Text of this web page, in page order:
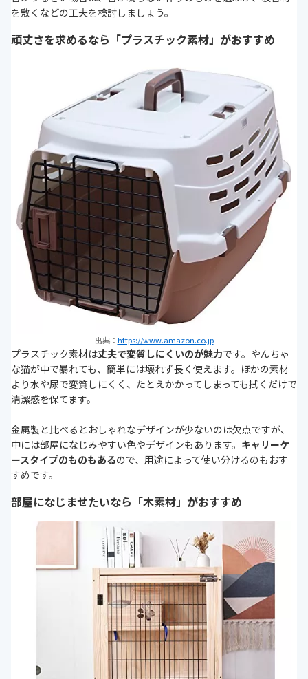
を敷くなどの工夫を検討しましょう。
頑丈さを求めるなら「プラスチック素材」がおすすめ
出典： https://www.amazon.co.jp
プラスチック素材は丈夫で変質しにくいのが魅力です。やんちゃ
な猫が中で暴れても、簡単には壊れず長く使えます。ほかの素材
より水や尿で変質しにくく、たとえかかってしまっても拭くだけで
清潔感を保てます。
金属製と比べるとおしゃれなデザインが少ないのは欠点ですが、
中には部屋になじみやすい色やデザインもあります。 キャリーケ
ースタイプのものもあるので、用途によって使い分けるのもおす
すめです。
部屋になじませたいなら「木素材」がおすすめ